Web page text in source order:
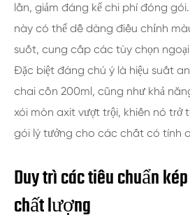
lần, giảm đáng kể chi phí đóng
này có thể dễ dàng điều chỉnh
suốt, cung cấp các tùy chọn
Đặc biệt đáng chú ý là hiệu suất
chai cồn 200ml, cũng như khả
xói mòn axit vượt trội, khiến nó trở
gói lý tưởng cho các chất có tính
Duy trì các tiêu chuẩn
chất lượng